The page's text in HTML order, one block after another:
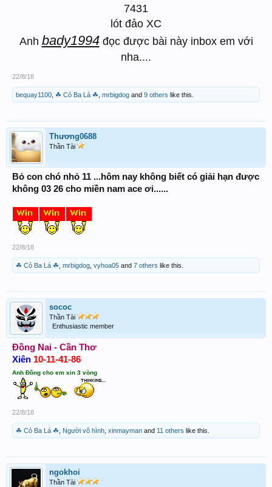
7431
lót đảo XC
Anh bady1994đọc được bài này inbox em với
nha....
22/8/18
bequay1100 ☘ Cỏ Ba Lá ☘ mrbigdog and 9 others like this.
Thương0688
Thần Tài
Bỏ con chó nhỏ 11 ...hôm nay không biết có giải hạn được
không 03 26 cho miền nam ace ơi......
22/8/18
☘ Cỏ Ba Lá ☘ mrbigdog vyhoa05 and 7 others like this.
sococ
Thần Tài
Enthusiastic member
Đồng Nai - Cần Thơ
Xiên 10-11-41-86
Anh Đồng cho em xin 3 vòng
22/8/18
☘ Cỏ Ba Lá ☘ Người vô hình xinmayman and 11 others like this.
ngokhoi
Thần Tài